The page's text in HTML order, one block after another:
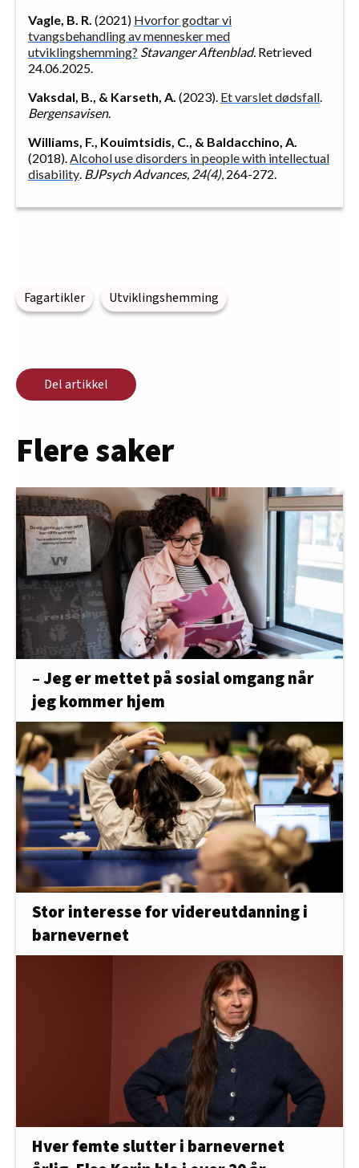
Vagle, B. R. (2021) Hvorfor godtar vi
tvangsbehandling av mennesker med
utviklingshemming? Stavanger Aftenblad. Retrieved
24.06.2025.
Vaksdal, B., & Karseth, A. (2023). Et varslet dødsfall.
Bergensavisen.
Williams, F., Kouimtsidis, C., & Baldacchino, A.
(2018).Alcohol use disorders in people with intellectual
disability. BJPsych Advances, 24(4), 264-272.
Fagartikler Utviklingshemming
Del artikkel
Flere saker
– Jeg er mettet på sosial omgang når
jeg kommer hjem
Stor interesse for videreutdanning i
barnevernet
Hver femte slutter i barnevernet